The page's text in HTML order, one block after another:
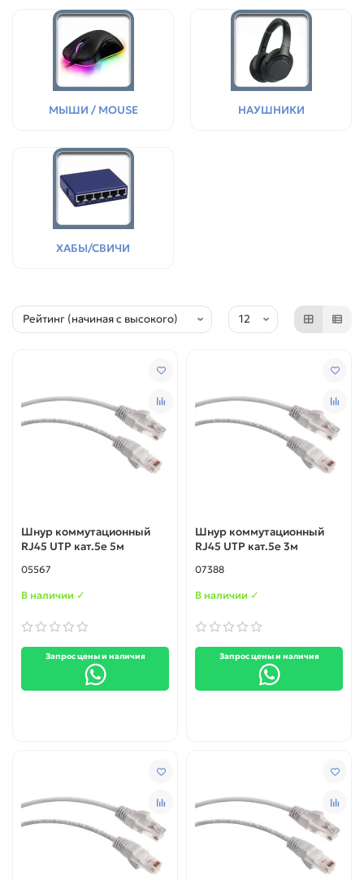
МЫШИ / MOUSE НАУШНИКИ
ХАБЫ/СВИЧИ
Шнур коммутационный
RJ45 UTP кат.5е 5м
05567
В наличии ✓
Запрос цены и наличия
Шнур коммутационный
RJ45 UTP кат.5е 3м
07388
В наличии ✓
Запрос цены и наличия